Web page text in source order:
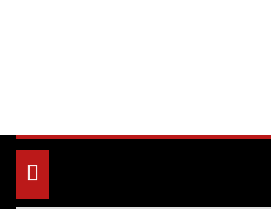
Toggle
navigation